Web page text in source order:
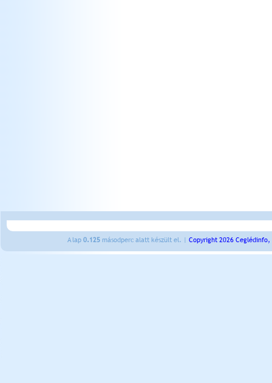
A lap 0.125 másodperc alatt készült el. | Copyright 2026